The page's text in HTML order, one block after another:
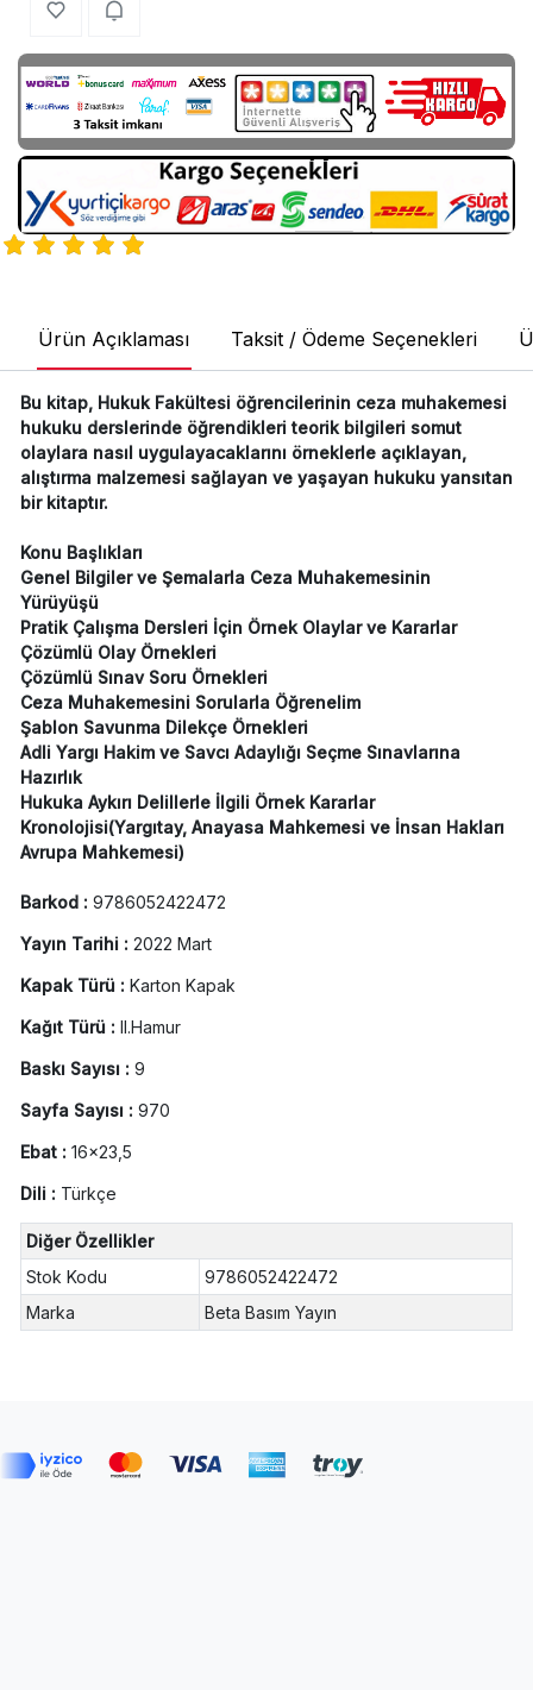
Ürün Açıklaması Taksit / Ödeme Seçenekleri
Bu kitap, Hukuk Fakültesi öğrencilerinin ceza muhakemesi
hukuku derslerinde öğrendikleri teorik bilgileri somut
olaylara nasıl uygulayacaklarını örneklerle açıklayan,
alıştırma malzemesi sağlayan ve yaşayan hukuku yansıtan
bir kitaptır.
Konu Başlıkları
Genel Bilgiler ve Şemalarla Ceza Muhakemesinin
Yürüyüşü
Pratik Çalışma Dersleri İçin Örnek Olaylar ve Kararlar
Çözümlü Olay Örnekleri
Çözümlü Sınav Soru Örnekleri
Ceza Muhakemesini Sorularla Öğrenelim
Şablon Savunma Dilekçe Örnekleri
Adli Yargı Hakim ve Savcı Adaylığı Seçme Sınavlarına
Hazırlık
Hukuka Aykırı Delillerle İlgili Örnek Kararlar
Kronolojisi(Yargıtay, Anayasa Mahkemesi ve İnsan Hakları
Avrupa Mahkemesi)
Barkod : 9786052422472
Yayın Tarihi : 2022 Mart
Kapak Türü : Karton Kapak
Kağıt Türü : II.Hamur
Baskı Sayısı : 9
Sayfa Sayısı : 970
Ebat : 16x23,5
Dili : Türkçe
Diğer Özellikler
Stok Kodu
9786052422472
Marka
Beta Basım Yayın